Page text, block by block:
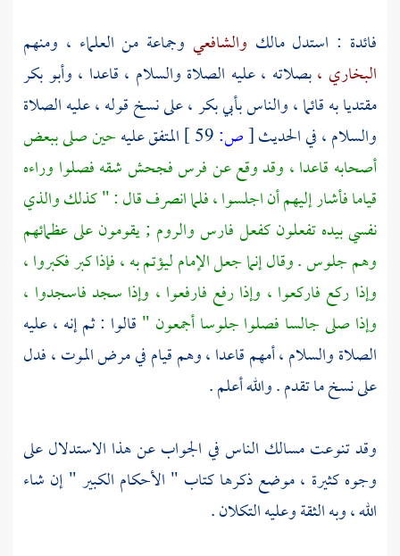
فائدة : استدلمالك والشافعي وجماعة من العلماء ، ومنهم
البخاري ،بصلاته ، عليه الصلاة والسلام ، قاعدا ، وأبو بكر
مقتديا به قائما ، والناسبأبي بكر ،على نسخ قوله ، عليه الصلاة
والسلام ، في الحديث[ص: المتفق عليهحين صلى ببعض
أصحابه قاعدا ، وقد وقع عن فرس فجحش شقه فصلوا وراءه
قياما فأشار إليهم أن اجلسوا ، فلما انصرف قال : " كذلك والذي
نفسي بيده تفعلون كفعلفارسوالروم ;يقومون على عظمائهم
وهم جلوس . وقال إنما جعل الإمام ليؤتم به ، فإذا كبر فكبروا ،
وإذا ركع فاركعوا ، وإذا رفع فارفعوا ، وإذا سجد فاسجدوا ،
وإذا صلى جالسا فصلوا جلوسا أجمعون " قالوا : ثم إنه ، عليه
الصلاة والسلام ، أمهم قاعدا ، وهم قيام في مرض الموت ، فدل
على نسخ ما تقدم . والله أعلم .
وقد تنوعت مسالك الناس في الجواب عن هذا الاستدلال على
وجوه كثيرة ، موضع ذكرها كتاب " الأحكام الكبير " إن شاء
الله ، وبه الثقة وعليه التكلان .